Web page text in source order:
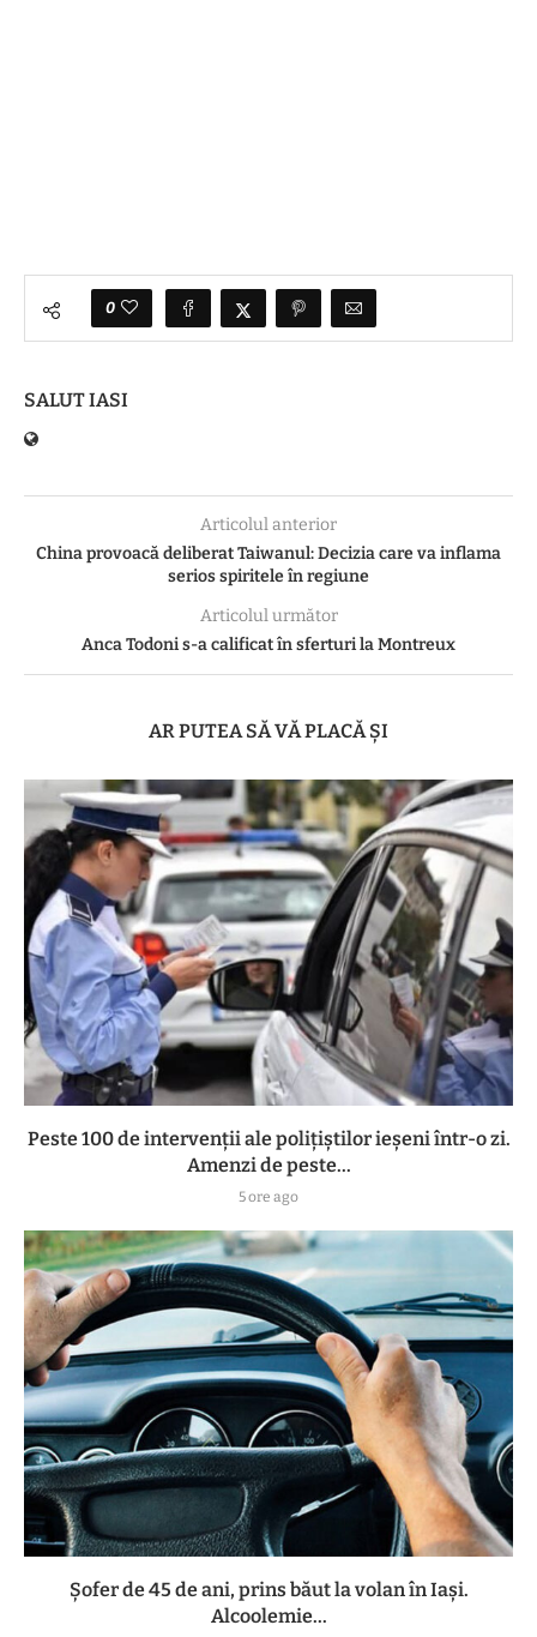
0
SALUT IASI
Articolul anterior
China provoacă deliberat Taiwanul: Decizia care va inflama
serios spiritele în regiune
Articolul următor
Anca Todoni s-a calificat în sferturi la Montreux
AR PUTEA SĂ VĂ PLACĂ ȘI
Peste 100 de intervenții ale polițiștilor ieșeni într-o zi.
Amenzi de peste...
5 ore ago
Șofer de 45 de ani, prins băut la volan în Iași.
Alcoolemie...